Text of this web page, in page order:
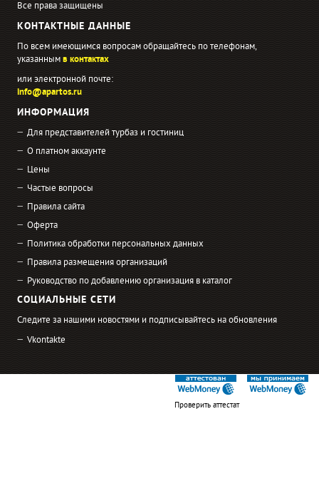
Все права защищены
КОНТАКТНЫЕ ДАННЫЕ
По всем имеющимся вопросам обращайтесь по телефонам,
указаннымв контактах
или электронной почте:
info@apartos.ru
ИНФОРМАЦИЯ
Для представителей турбаз и гостиниц
О платном аккаунте
Цены
Частые вопросы
Правила сайта
Оферта
Политика обработки персональных данных
Правила размещения организаций
Руководство по добавлению организация в каталог
СОЦИАЛЬНЫЕ СЕТИ
Следите за нашими новостями и подписывайтесь на обновления
Vkontakte
Проверить аттестат